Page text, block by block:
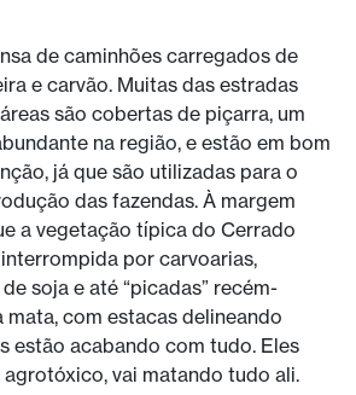
de caminhões carregados de
e carvão. Muitas das estradas
são cobertas de piçarra, um
na região, e estão em bom
já que são utilizadas para o
das fazendas. À margem
a vegetação típica do Cerrado
por carvoarias,
soja e até “picadas” recém-
mata, com estacas delineando
estão acabando com tudo. Eles
vai matando tudo ali.